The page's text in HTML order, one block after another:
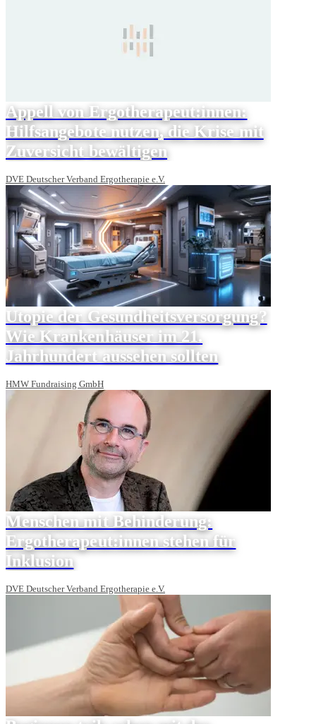
Appell von Ergotherapeut:innen:
Hilfsangebote nutzen, die Krise mit
Zuversicht bewältigen
DVE Deutscher Verband Ergotherapie e.V.
Utopie der Gesundheitsversorgung?
Wie Krankenhäuser im 21.
Jahrhundert aussehen sollten
HMW Fundraising GmbH
Menschen mit Behinderung:
Ergotherapeut:innen stehen für
Inklusion
DVE Deutscher Verband Ergotherapie e.V.